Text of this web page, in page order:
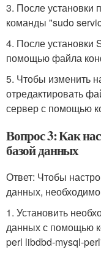
3. После установки
команды "sudo
4. После установки
помощью файла
5. Чтобы изменить
отредактировать
сервер с помощью
Вопрос 3: Как
базой данных
Ответ: Чтобы
данных,
1. Установить
данных с помощью
perl libdbd-mysql-